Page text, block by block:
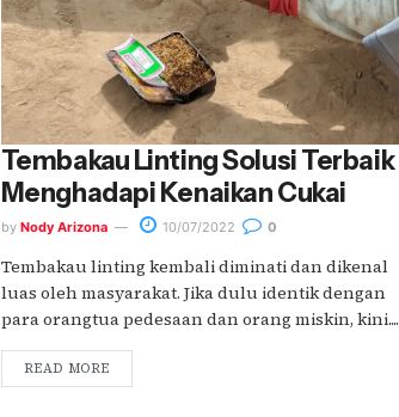
Tembakau Linting Solusi Terbaik
Menghadapi Kenaikan Cukai
by Nody Arizona 10/07/2022 0
Tembakau linting kembali diminati dan dikenal
luas oleh masyarakat. Jika dulu identik dengan
para orangtua pedesaan dan orang miskin, kini....
READ MORE